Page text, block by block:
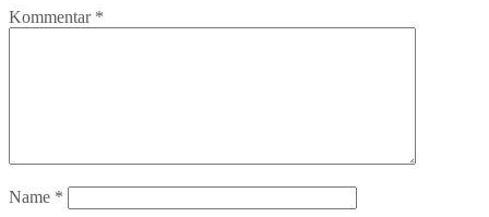
Kommentar *
Name *